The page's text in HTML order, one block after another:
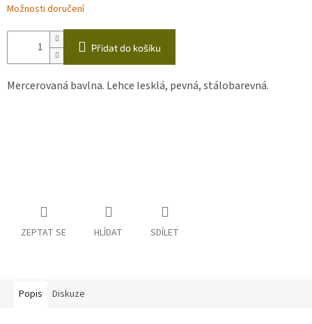
Možnosti doručení
Přidat do košíku
Mercerovaná bavlna. Lehce lesklá, pevná, stálobarevná.
ZEPTAT SE HLÍDAT SDÍLET
Popis Diskuze